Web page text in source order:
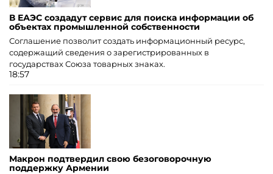
В ЕАЭС создадут сервис для поиска информации об
объектах промышленной собственности
Соглашение позволит создать информационный ресурс,
содержащий сведения о зарегистрированных в
государствах Союза товарных знаках.
18:57
Макрон подтвердил свою безоговорочную
поддержку Армении